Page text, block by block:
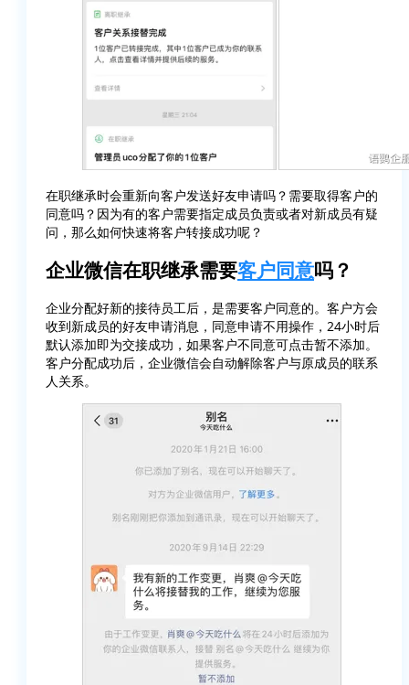
在职继承时会重新向客户发送好友申请吗？需要取得客户的
同意吗？因为有的客户需要指定成员负责或者对新成员有疑
问，那么如何快速将客户转接成功呢？
企业微信在职继承需要客户同意吗？
企业分配好新的接待员工后，是需要客户同意的。客户方会
收到新成员的好友申请消息，同意申请不用操作，24小时后
默认添加即为交接成功，如果客户不同意可点击暂不添加。
客户分配成功后，企业微信会自动解除客户与原成员的联系
人关系。